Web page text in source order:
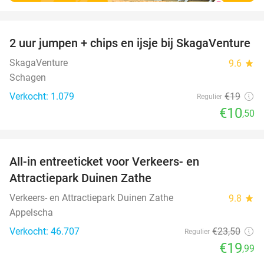
45%
2 uur jumpen + chips en ijsje bij SkagaVenture
SkagaVenture 9.6 star
Schagen
Verkocht: 1.079
Regulier €19
€10,50
All-in entreeticket voor Verkeers- en
Attractiepark Duinen Zathe
Verkeers- en Attractiepark Duinen Zathe 9.8 star
Appelscha
Verkocht: 46.707
Regulier €23,50
€19,99